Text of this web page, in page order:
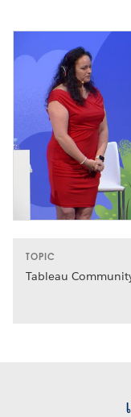
TOPIC
Tableau